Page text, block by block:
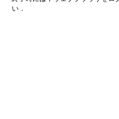
い．